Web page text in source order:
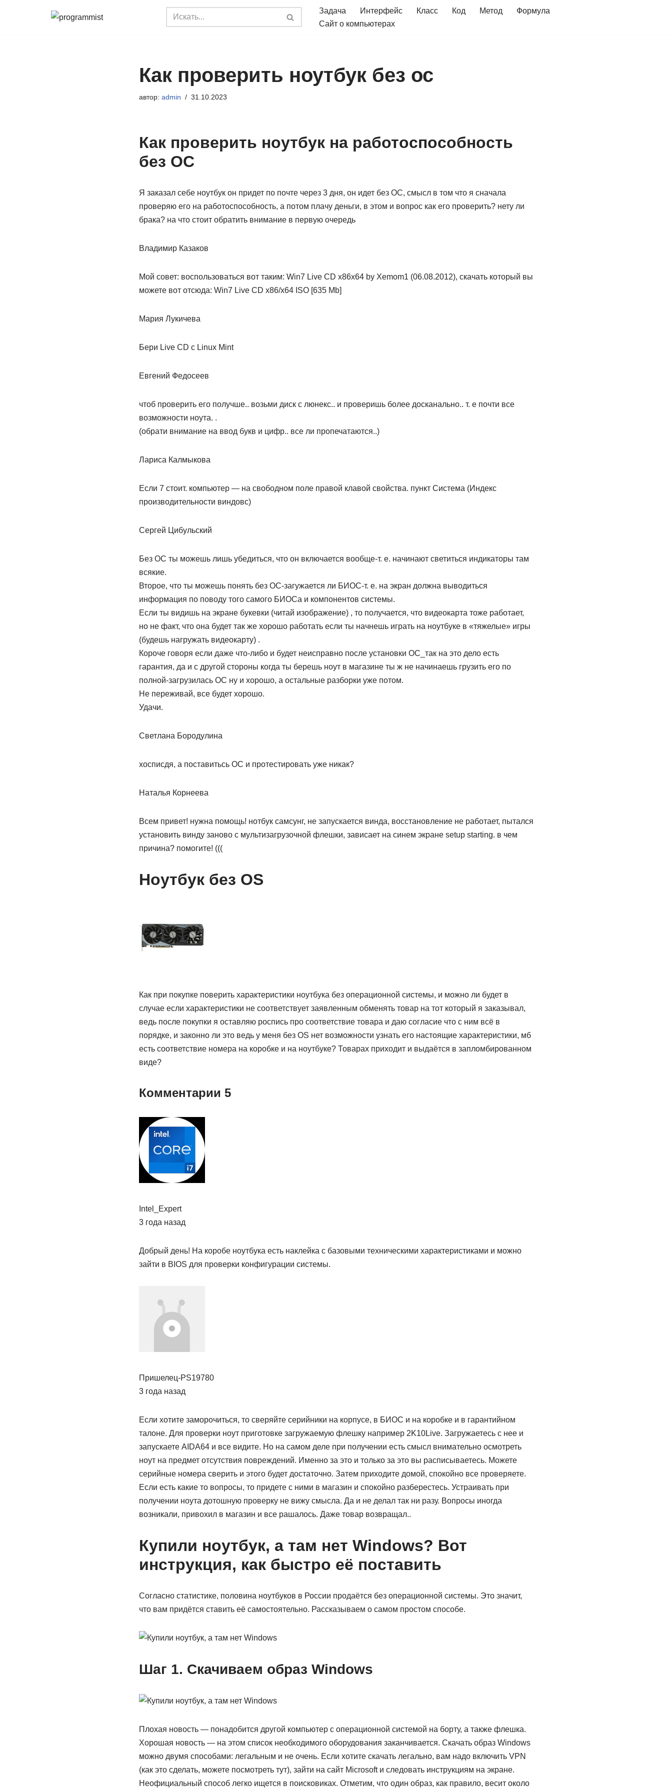
Задача Интерфейс Класс Код Метод
Формула
Сайт о компьютерах
Как проверить ноутбук без ос
автор: admin 31.10.2023
Как проверить ноутбук на работоспособность
без ОС
Я заказал себе ноутбук он придет по почте через 3 дня, он идет без ОС, смысл в том что я сначала
проверяю его на работоспособность, а потом плачу деньги, в этом и вопрос как его проверить? нету ли
брака? на что стоит обратить внимание в первую очередь
Владимир Казаков
Мой совет: воспользоваться вот таким: Win7 Live CD x86x64 by Xemom1 (06.08.2012), скачать который вы
можете вот отсюда: Win7 Live CD x86/x64 ISO [635 Mb]
Мария Лукичева
Бери Live CD с Linux Mint
Евгений Федосеев
чтоб проверить его получше.. возьми диск с люнекс.. и проверишь более досканально.. т. е почти все
возможности ноута. .
(обрати внимание на ввод букв и цифр.. все ли пропечатаются..)
Лариса Калмыкова
Если 7 стоит. компьютер — на свободном поле правой клавой свойства. пункт Система (Индекс
производительности виндовс)
Сергей Цибульский
Без ОС ты можешь лишь убедиться, что он включается вообще-т. е. начинают светиться индикаторы там
всякие.
Второе, что ты можешь понять без ОС-загужается ли БИОС-т. е. на экран должна выводиться
информация по поводу того самого БИОСа и компонентов системы.
Если ты видишь на экране букевки (читай изображение) , то получается, что видеокарта тоже работает,
но не факт, что она будет так же хорошо работать если ты начнешь играть на ноутбуке в «тяжелые» игры
(будешь нагружать видеокарту) .
Короче говоря если даже что-либо и будет неисправно после установки ОС_так на это дело есть
гарантия, да и с другой стороны когда ты берешь ноут в магазине ты ж не начинаешь грузить его по
полной-загрузилась ОС ну и хорошо, а остальные разборки уже потом.
Не переживай, все будет хорошо.
Удачи.
Светлана Бородулина
хосписдя, а поставитьсь ОС и протестировать уже никак?
Наталья Корнеева
Всем привет! нужна помощь! нотбук самсунг, не запускается винда, восстановление не работает, пытался
установить винду заново с мультизагрузочной флешки, зависает на синем экране setup starting. в чем
причина? помогите! (((
Ноутбук без OS
Как при покупке поверить характеристики ноутбука без операционной системы, и можно ли будет в
случае если характеристики не соответствует заявленным обменять товар на тот который я заказывал,
ведь после покупки я оставляю роспись про соответствие товара и даю согласие что с ним всё в
порядке, и законно ли это ведь у меня без OS нет возможности узнать его настоящие характеристики, мб
есть соответствие номера на коробке и на ноутбуке? Товарах приходит и выдаётся в запломбированном
виде?
Комментарии 5
Intel_Expert
3 года назад
Добрый день! На коробе ноутбука есть наклейка с базовыми техническими характеристиками и можно
зайти в BIOS для проверки конфигурации системы.
Пришелец-PS19780
3 года назад
Если хотите заморочиться, то сверяйте серийники на корпусе, в БИОС и на коробке и в гарантийном
талоне. Для проверки ноут приготовке загружаемую флешку например 2K10Live. Загружаетесь с нее и
запускаете AIDA64 и все видите. Но на самом деле при получении есть смысл внимательно осмотреть
ноут на предмет отсутствия повреждений. Именно за это и только за это вы расписываетесь. Можете
серийные номера сверить и этого будет достаточно. Затем приходите домой, спокойно все проверяете.
Если есть какие то вопросы, то придете с ними в магазин и спокойно разберестесь. Устраивать при
получении ноута дотошную проверку не вижу смысла. Да и не делал так ни разу. Вопросы иногда
возникали, привохил в магазин и все рашалось. Даже товар возвращал..
Купили ноутбук, а там нет Windows? Вот
инструкция, как быстро её поставить
Согласно статистике, половина ноутбуков в России продаётся без операционной системы. Это значит,
что вам придётся ставить её самостоятельно. Рассказываем о самом простом способе.
Шаг 1. Скачиваем образ Windows
Плохая новость — понадобится другой компьютер с операционной системой на борту, а также флешка.
Хорошая новость — на этом список необходимого оборудования заканчивается. Скачать образ Windows
можно двумя способами: легальным и не очень. Если хотите скачать легально, вам надо включить VPN
(как это сделать, можете посмотреть тут), зайти на сайт Microsoft и следовать инструкциям на экране.
Неофициальный способ легко ищется в поисковиках. Отметим, что один образ, как правило, весит около